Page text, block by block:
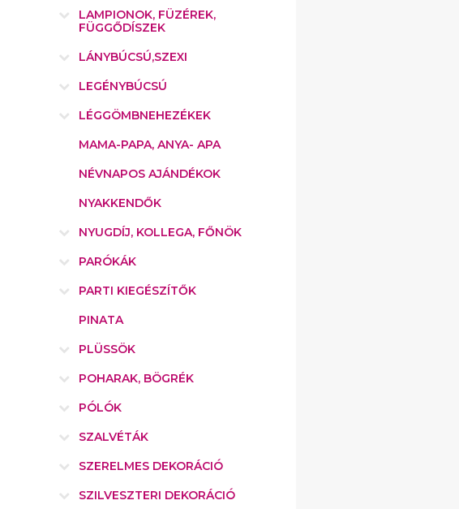
LAMPIONOK, FÜZÉREK,
FÜGGŐDÍSZEK
LÁNYBÚCSÚ,SZEXI
LEGÉNYBÚCSÚ
LÉGGÖMBNEHEZÉKEK
MAMA-PAPA, ANYA- APA
NÉVNAPOS AJÁNDÉKOK
NYAKKENDŐK
NYUGDÍJ, KOLLEGA, FŐNÖK
PARÓKÁK
PARTI KIEGÉSZÍTŐK
PINATA
PLÜSSÖK
POHARAK, BÖGRÉK
PÓLÓK
SZALVÉTÁK
SZERELMES DEKORÁCIÓ
SZILVESZTERI DEKORÁCIÓ